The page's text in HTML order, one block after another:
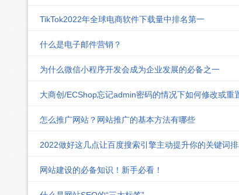
TikTok2022年全球电商软件下载量中排名第一
什么是电子邮件营销？
为什么微信小程序开发会成为企业发展的必备之一
大商创/ECShop忘记admin密码的情况下如何修改或重
怎么推广网站？网站推广的基本方法有哪些
2022做好这几点让百度搜索引擎主动提升你的关键词排
网站建设的必备知识！新手必看！